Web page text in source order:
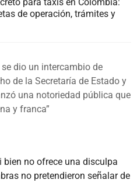
de operación, trámites y
dio un intercambio de
de la Secretaría de Estado y
una notoriedad pública que
y franca
no ofrece una disculpa
no pretendieron señalar de